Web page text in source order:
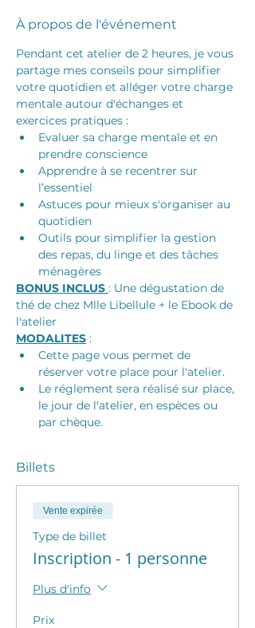
À propos de l'événement
Pendant cet atelier de 2 heures, je vous
partage mes conseils pour simplifier
votre quotidien et alléger votre charge
mentale autour d'échanges et
exercices pratiques :
Evaluer sa charge mentale et en
prendre conscience
Apprendre à se recentrer sur
l’essentiel
Astuces pour mieux s'organiser au
quotidien
Outils pour simplifier la gestion
des repas, du linge et des tâches
ménagères
BONUS INCLUS : Une dégustation de
thé de chez Mlle Libellule + le Ebook de
l'atelier
MODALITES :
Cette page vous permet de
réserver votre place pour l'atelier.
Le réglement sera réalisé sur place,
le jour de l'atelier, en espèces ou
par chèque.
Billets
Vente expirée
Type de billet
Inscription - 1 personne
Plus d'info
Prix